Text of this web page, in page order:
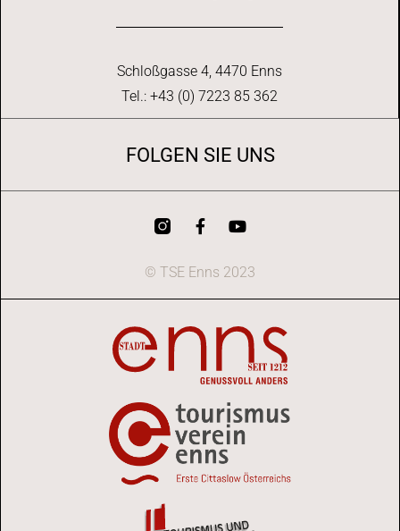
Schloßgasse 4, 4470 Enns
Tel.: +43 (0) 7223 85 362
FOLGEN SIE UNS
© TSE Enns 2023